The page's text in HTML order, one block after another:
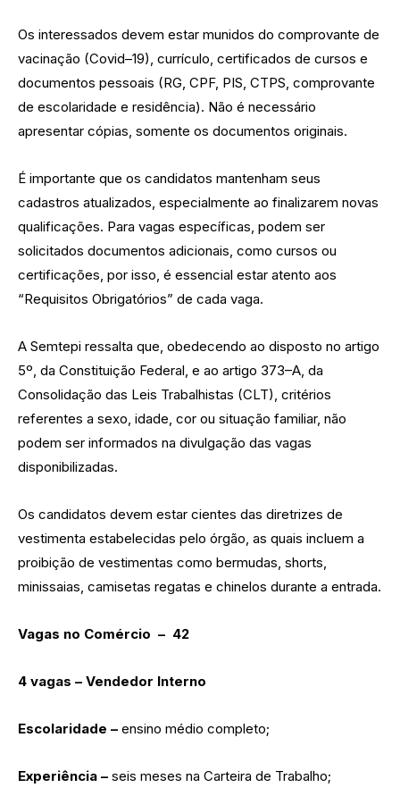
Os interessados devem estar munidos do comprovante de
vacinação (Covid–19), currículo, certificados de cursos e
documentos pessoais (RG, CPF, PIS, CTPS, comprovante
de escolaridade e residência). Não é necessário
apresentar cópias, somente os documentos originais.
É importante que os candidatos mantenham seus
cadastros atualizados, especialmente ao finalizarem novas
qualificações. Para vagas específicas, podem ser
solicitados documentos adicionais, como cursos ou
certificações, por isso, é essencial estar atento aos
“Requisitos Obrigatórios” de cada vaga.
A Semtepi ressalta que, obedecendo ao disposto no artigo
5º, da Constituição Federal, e ao artigo 373–A, da
Consolidação das Leis Trabalhistas (CLT), critérios
referentes a sexo, idade, cor ou situação familiar, não
podem ser informados na divulgação das vagas
disponibilizadas.
Os candidatos devem estar cientes das diretrizes de
vestimenta estabelecidas pelo órgão, as quais incluem a
proibição de vestimentas como bermudas, shorts,
minissaias, camisetas regatas e chinelos durante a entrada.
Vagas no Comércio – 42
4 vagas – Vendedor Interno
Escolaridade – ensino médio completo;
Experiência – seis meses na Carteira de Trabalho;